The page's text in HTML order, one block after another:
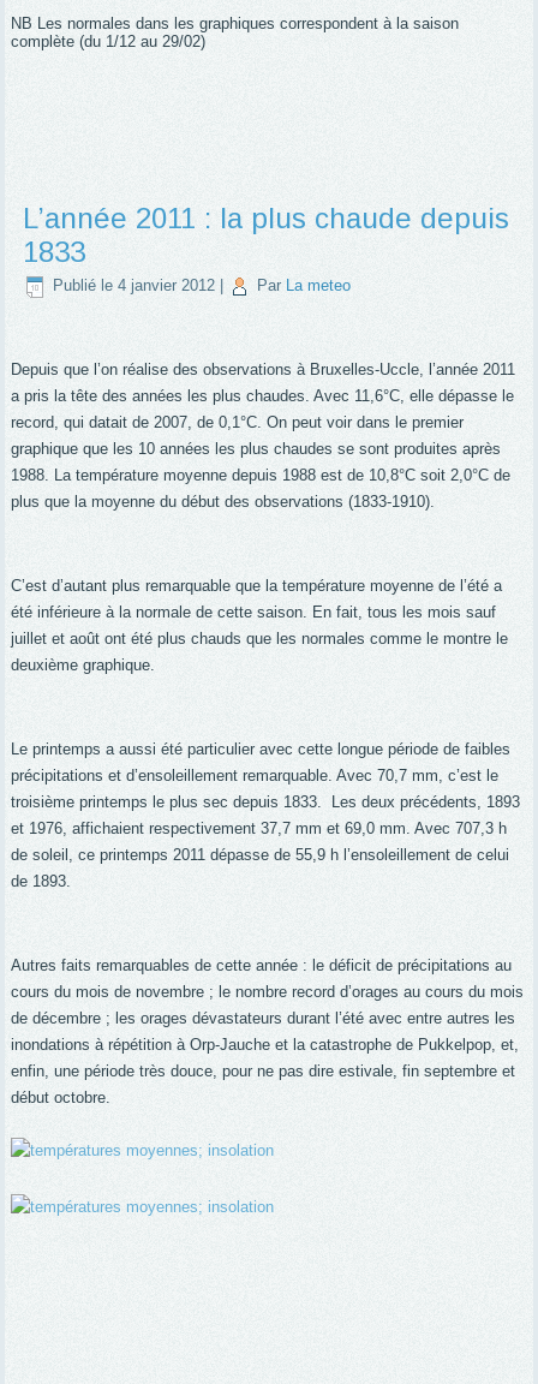
NB Les normales dans les graphiques correspondent à la saison
complète (du 1/12 au 29/02)
L’année 2011 : la plus chaude depuis
1833
Publié le 4 janvier 2012 Par La meteo
Depuis que l’on réalise des observations à Bruxelles-Uccle, l’année 2011
a pris la tête des années les plus chaudes. Avec 11,6°C, elle dépasse le
record, qui datait de 2007, de 0,1°C. On peut voir dans le premier
graphique que les 10 années les plus chaudes se sont produites après
1988. La température moyenne depuis 1988 est de 10,8°C soit 2,0°C de
plus que la moyenne du début des observations (1833-1910).
C’est d’autant plus remarquable que la température moyenne de l’été a
été inférieure à la normale de cette saison. En fait, tous les mois sauf
juillet et août ont été plus chauds que les normales comme le montre le
deuxième graphique.
Le printemps a aussi été particulier avec cette longue période de faibles
précipitations et d’ensoleillement remarquable. Avec 70,7 mm, c’est le
troisième printemps le plus sec depuis 1833.
Les deux précédents, 1893
et 1976, affichaient respectivement 37,7 mm et 69,0 mm. Avec 707,3 h
de soleil, ce printemps 2011 dépasse de 55,9 h l’ensoleillement de celui
de 1893.
Autres faits remarquables de cette année : le déficit de précipitations au
cours du mois de novembre ; le nombre record d’orages au cours du mois
de décembre ; les orages dévastateurs durant l’été avec entre autres les
inondations à répétition à Orp-Jauche et la catastrophe de Pukkelpop, et,
enfin, une période très douce, pour ne pas dire estivale, fin septembre et
début octobre.